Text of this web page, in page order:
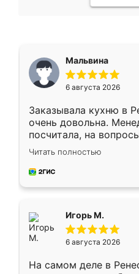
Мальвина
6 августа 2026
Заказывала кухню в
очень довольна.
посчитала, на
Замерщик приехал в
делу со всей
за день, ребята
Читать полностью
Игорь М.
6 августа 2026
На самом деле в